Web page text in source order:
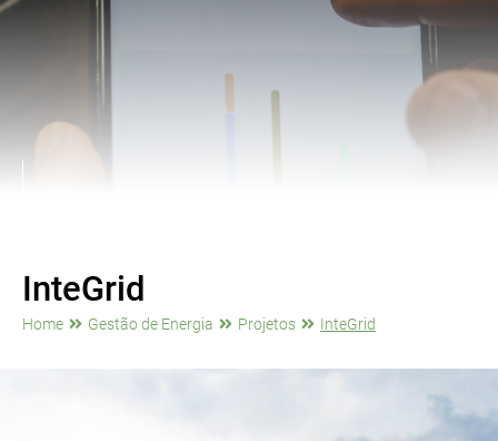
InteGrid
Home Gestão de Energia Projetos InteGrid